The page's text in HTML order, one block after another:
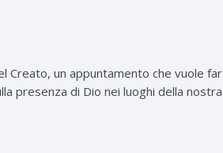
Creato, un appuntamento che vuole far
presenza di Dio nei luoghi della nostra